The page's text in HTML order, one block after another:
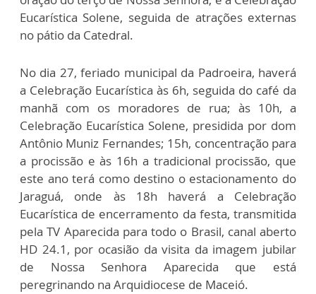
Eucarística Solene, seguida de atrações externas
no pátio da Catedral.
No dia 27, feriado municipal da Padroeira, haverá
a Celebração Eucarística às 6h, seguida do café da
manhã com os moradores de rua; às 10h, a
Celebração Eucarística Solene, presidida por dom
Antônio Muniz Fernandes; 15h, concentração para
a procissão e às 16h a tradicional procissão, que
este ano terá como destino o estacionamento do
Jaraguá, onde às 18h haverá a Celebração
Eucarística de encerramento da festa, transmitida
pela TV Aparecida para todo o Brasil, canal aberto
HD 24.1, por ocasião da visita da imagem jubilar
de Nossa Senhora Aparecida que está
peregrinando na Arquidiocese de Maceió.